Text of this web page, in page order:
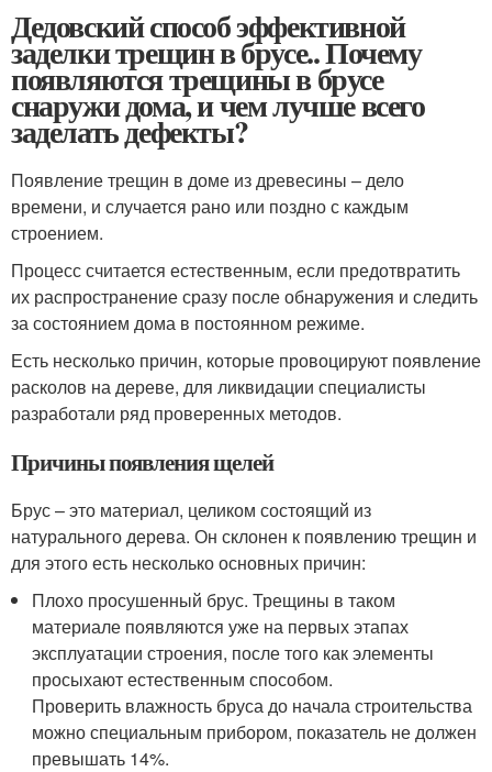
Дедовский способ эффективной
заделки трещин в брусе.. Почему
появляются трещины в брусе
снаружи дома, и чем лучше всего
заделать дефекты?
Появление трещин в доме из древесины – дело
времени, и случается рано или поздно с каждым
строением.
Процесс считается естественным, если предотвратить
их распространение сразу после обнаружения и следить
за состоянием дома в постоянном режиме.
Есть несколько причин, которые провоцируют появление
расколов на дереве, для ликвидации специалисты
разработали ряд проверенных методов.
Причины появления щелей
Брус – это материал, целиком состоящий из
натурального дерева. Он склонен к появлению трещин и
для этого есть несколько основных причин:
Плохо просушенный брус. Трещины в таком
материале появляются уже на первых этапах
эксплуатации строения, после того как элементы
просыхают естественным способом.
Проверить влажность бруса до начала строительства
можно специальным прибором, показатель не должен
превышать 14%.